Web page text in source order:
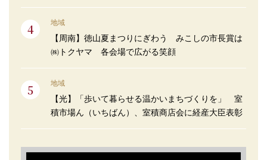
地域
【周南】徳山夏まつりにぎわう みこしの市長賞は
㈱トクヤマ 各会場で広がる笑顔
地域
【光】「歩いて暮らせる温かいまちづくりを」 室
積市場ん（いちばん）、室積商店会に経産大臣表彰